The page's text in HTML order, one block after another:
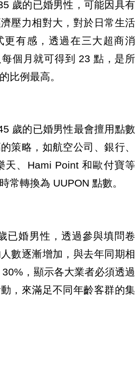
歲的已婚男性，可能因具有
壓力相對大，對於日常生活
更有感，透過在三大超商消
個月就可得到 23 點，是所
比例最高。
歲的已婚男性最會擅用點數
策略，如航空公司、銀行、
天、Hami Point 和歐付寶等
常轉換為 UUPON 點數。
已婚男性，透過參與填問卷
數逐漸增加，與去年同期相
，顯示各大業者必須透過
，來滿足不同年齡客群的集